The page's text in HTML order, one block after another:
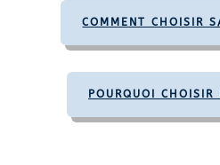
COMMENT CHOISIR
POURQUOI CHOISIR